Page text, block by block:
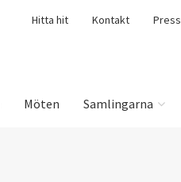
Hitta hit Kontakt Press
Möten Samlingarna